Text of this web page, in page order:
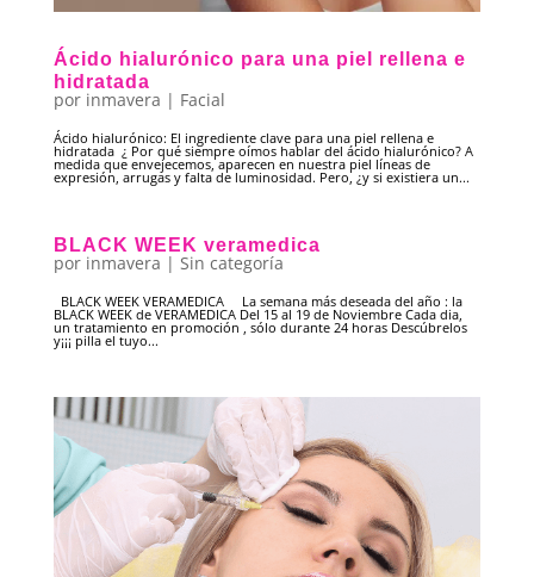
Ácido hialurónico para una piel rellena e
hidratada
por inmavera | Facial
Ácido hialurónico: El ingrediente clave para una piel rellena e
hidratada ¿ Por qué siempre oímos hablar del ácido hialurónico? A
medida que envejecemos, aparecen en nuestra piel líneas de
expresión, arrugas y falta de luminosidad. Pero, ¿y si existiera un...
BLACK WEEK veramedica
por inmavera | Sin categoría
BLACK WEEK VERAMEDICA La semana más deseada del año : la
BLACK WEEK de VERAMEDICA Del 15 al 19 de Noviembre Cada dia,
un tratamiento en promoción , sólo durante 24 horas Descúbrelos
y¡¡¡ pilla el tuyo...